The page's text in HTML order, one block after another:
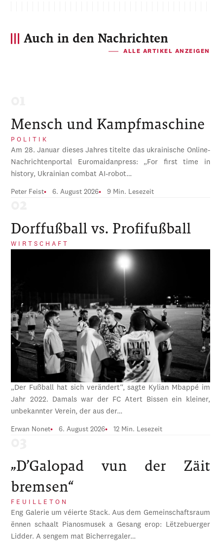
Auch in den Nachrichten
ALLE ARTIKEL ANZEIGEN
Mensch und Kampfmaschine
POLITIK
Am 28. Januar dieses Jahres titelte das ukrainische Online-
Nachrichtenportal Euromaidanpress: „For first time in
history, Ukrainian combat AI-robot…
Peter Feist 6. August 2026 9 Min. Lesezeit
Dorffußball vs. Profifußball
WIRTSCHAFT
„Der Fußball hat sich verändert“, sagte Kylian Mbappé im
Jahr 2022. Damals war der FC Atert Bissen ein kleiner,
unbekannter Verein, der aus der…
Erwan Nonet 6. August 2026 12 Min. Lesezeit
„D’Galopad vun der Zäit
bremsen“
FEUILLETON
Eng Galerie um véierte Stack. Aus dem Gemeinschaftsraum
ënnen schaalt Pianosmusek a Gesang erop: Lëtzebuerger
Lidder. A sengem mat Bicherregaler…